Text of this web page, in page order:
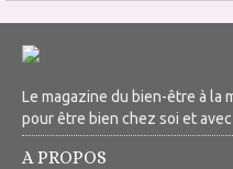
Le magazine du bien-être à la
pour être bien chez soi et avec
A PROPOS